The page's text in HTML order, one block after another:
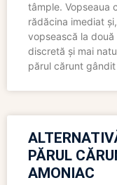
tâmple. Vopseaua
rădăcina imediat
vopsească la
discretă și mai
părul cărunt
PĂRUL
AMONIAC